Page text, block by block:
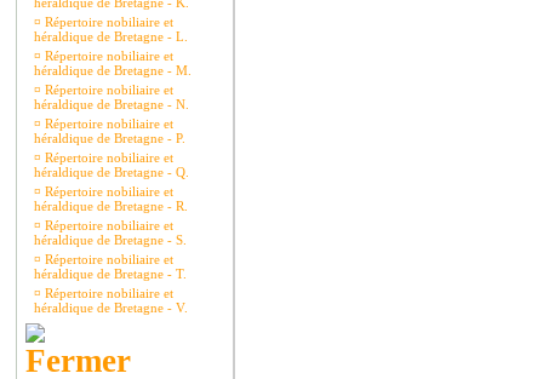
¤ Répertoire nobiliaire et
héraldique de Bretagne - L.
¤ Répertoire nobiliaire et
héraldique de Bretagne - M.
¤ Répertoire nobiliaire et
héraldique de Bretagne - N.
¤ Répertoire nobiliaire et
héraldique de Bretagne - P.
¤ Répertoire nobiliaire et
héraldique de Bretagne - Q.
¤ Répertoire nobiliaire et
héraldique de Bretagne - R.
¤ Répertoire nobiliaire et
héraldique de Bretagne - S.
¤ Répertoire nobiliaire et
héraldique de Bretagne - T.
¤ Répertoire nobiliaire et
héraldique de Bretagne - V.